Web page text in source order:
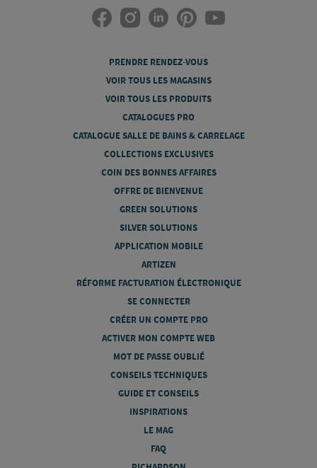
PRENDRE RENDEZ-VOUS
VOIR TOUS LES MAGASINS
VOIR TOUS LES PRODUITS
CATALOGUES PRO
CATALOGUE SALLE DE BAINS & CARRELAGE
COLLECTIONS EXCLUSIVES
COIN DES BONNES AFFAIRES
OFFRE DE BIENVENUE
GREEN SOLUTIONS
SILVER SOLUTIONS
APPLICATION MOBILE
ARTIZEN
RÉFORME FACTURATION ÉLECTRONIQUE
SE CONNECTER
CRÉER UN COMPTE PRO
ACTIVER MON COMPTE WEB
MOT DE PASSE OUBLIÉ
CONSEILS TECHNIQUES
GUIDE ET CONSEILS
INSPIRATIONS
LE MAG
FAQ